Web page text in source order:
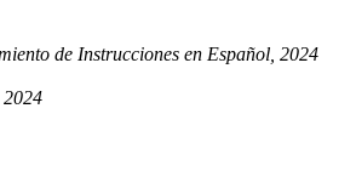
de Instrucciones en Español, 2024
2024